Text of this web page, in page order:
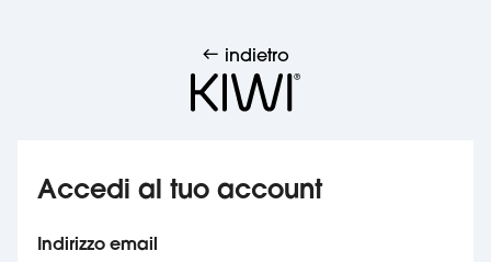
indietro
Accedi al tuo account
Indirizzo email